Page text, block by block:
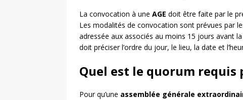
La convocation à une AGE doit être faite par le
Les modalités de convocation sont prévues par
adressée aux associés au moins 15 jours avant
doit préciser l’ordre du jour, le lieu, la date et
Quel est le quorum requis
Pour qu’une assemblée générale